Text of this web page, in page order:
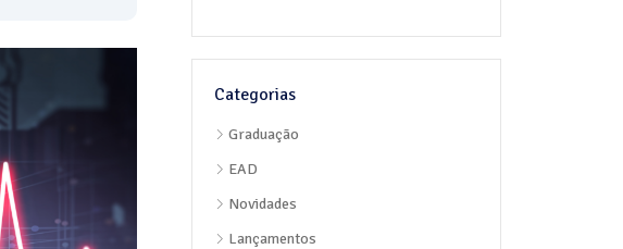
Categorias
Graduação
EAD
Novidades
Lançamentos